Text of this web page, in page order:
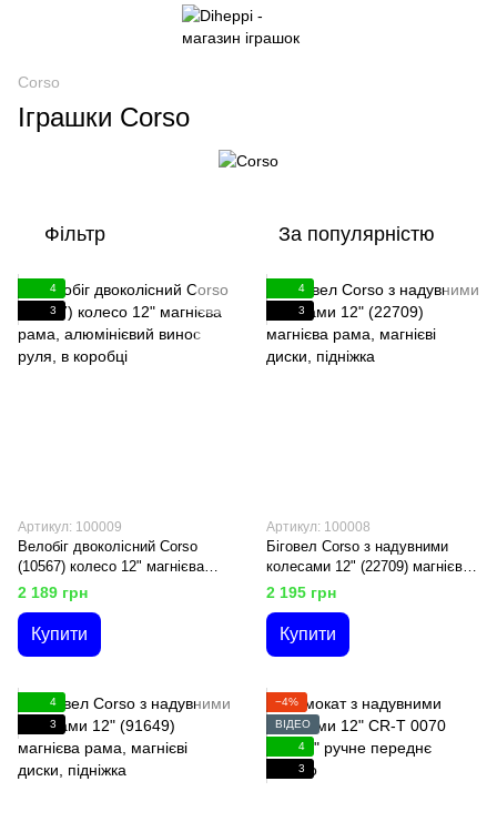
Corso
Іграшки Corso
Фільтр За популярністю
4
3
Артикул: 100009
Велобіг двоколісний Corso
(10567) колесо 12" магнієва
рама, алюмінієвий винос руля,
в коробці
2 189 грн
Купити
4
3
Артикул: 100008
Біговел Corso з надувними
колесами 12" (22709) магнієва
рама, магнієві диски, підніжка
2 195 грн
Купити
4
3
−4%
ВІДЕО
4
3